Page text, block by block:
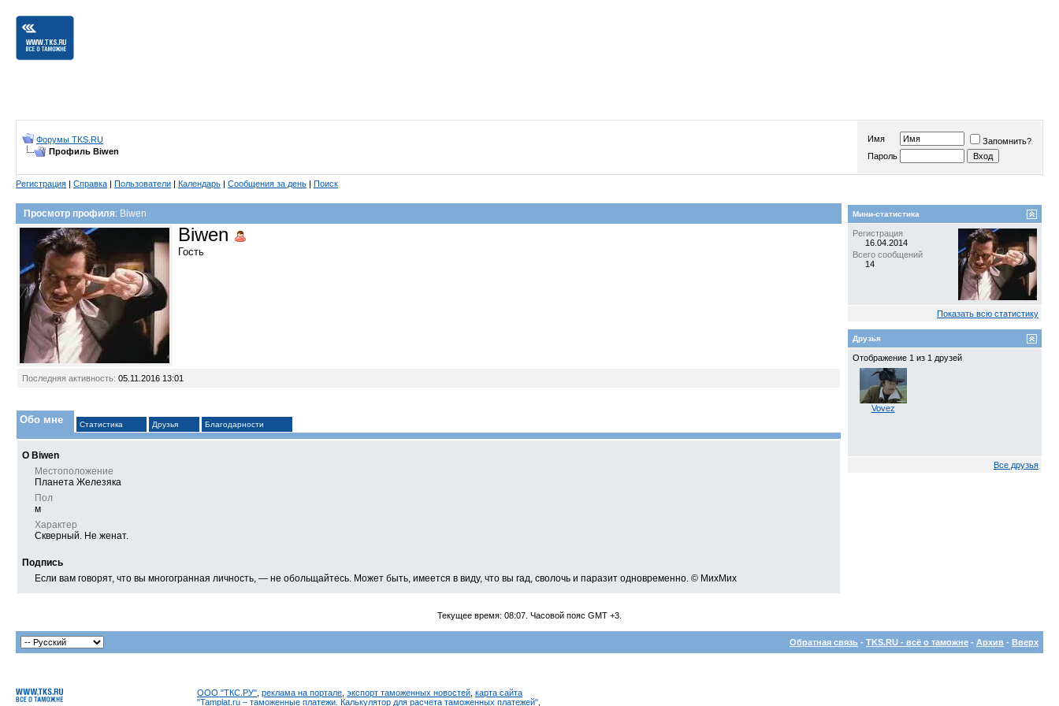
Форумы TKS.RU
Профиль Biwen
Имя
Запомнить?
Пароль
Регистрация | Справка | Пользователи | Календарь | Сообщения за день | Поиск
Просмотр профиля: Biwen
Biwen
Гость
Последняя активность: 05.11.2016 13:01
Обо мне Статистика Друзья Благодарности
О Biwen
Местоположение
Планета Железяка
Пол
м
Характер
Скверный. Не женат.
Подпись
Если вам говорят, что вы многогранная личность, — не обольщайтесь. Может быть, имеется в виду, что вы гад, сволочь и паразит одновременно. © МихМих
Мини-статистика
Регистрация
16.04.2014
Всего сообщений
14
Показать всю статистику
Друзья
Отображение 1 из 1 друзей
Vovez
Все друзья
Текущее время: 08:07 . Часовой пояс GMT +3.
Обратная связь - TKS.RU - всё о таможне - Архив - Вверх
ООО "ТКС.РУ" реклама на портале экспорт таможенных новостей карта сайта
"Tamplat.ru – таможенные платежи. Калькулятор для расчета таможенных платежей"